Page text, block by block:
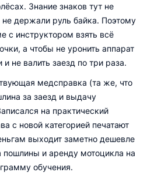
Знание знаков тут не
не держали руль байка. Поэтому
с инструктором взять всё
а чтобы не уронить аппарат
не валить заезд по три раза.
медсправка (та же, что
за заезд и выдачу
на практический
с новой категорией печатают
выходит заметно дешевле
пошлины и аренду мотоцикла на
обучения.